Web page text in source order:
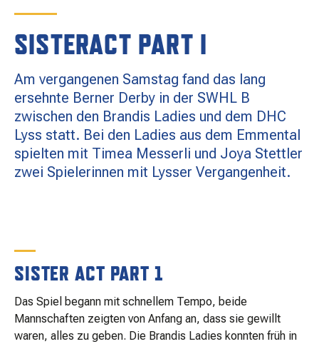
TEAM
SPIELPLAN
RESULTATE
MATCHBESUCH
SPONSOREN
KONTAKT
SISTERACT PART I
Am vergangenen Samstag fand das lang
ersehnte Berner Derby in der SWHL B
zwischen den Brandis Ladies und dem DHC
Lyss statt. Bei den Ladies aus dem Emmental
spielten mit Timea Messerli und Joya Stettler
zwei Spielerinnen mit Lysser Vergangenheit.
SISTER ACT PART 1
Das Spiel begann mit schnellem Tempo, beide
Mannschaften zeigten von Anfang an, dass sie gewillt
waren, alles zu geben. Die Brandis Ladies konnten früh in